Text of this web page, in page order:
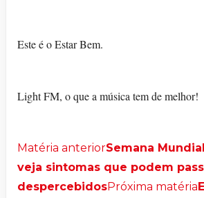
Este é o Estar Bem.
Light FM, o que a música tem de melhor!
Matéria anteriorSemana
veja sintomas que podem
despercebidosPróxima matéria